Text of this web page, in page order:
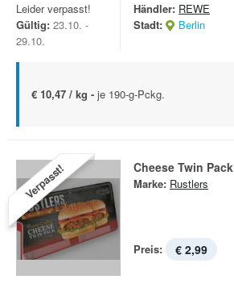
Leider verpasst!
Gültig: 23.10. -
29.10.
Händler: REWE
Stadt:
Berlin
€ 10,47 / kg - je 190-g-Pckg.
Verpasst! Cheese Twin Pack
Marke: Rustlers
Preis: € 2,99